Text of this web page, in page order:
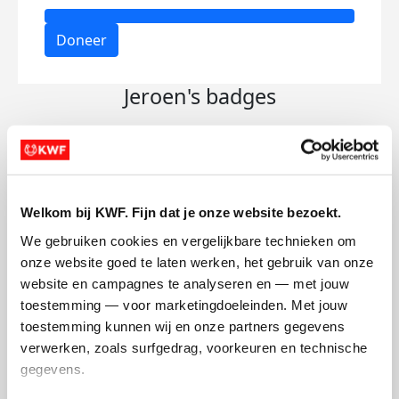
Welkom bij KWF. Fijn dat je onze website bezoekt.
We gebruiken cookies en vergelijkbare technieken om
onze website goed te laten werken, het gebruik van onze
website en campagnes te analyseren en — met jouw
toestemming — voor marketingdoeleinden. Met jouw
toestemming kunnen wij en onze partners gegevens
verwerken, zoals surfgedrag, voorkeuren en technische
gegevens.
Doneer
Jeroen's badges